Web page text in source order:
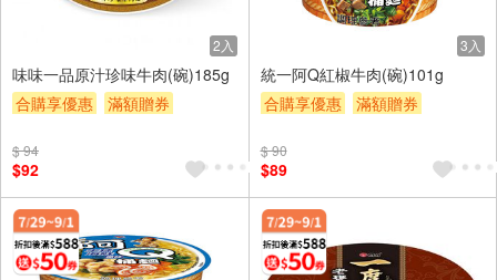
2入
味味一品原汁珍味牛肉(碗)185g
合購享優惠
滿額贈券
$ 94
$92
3入
統一阿Q紅椒牛肉(碗)101g
合購享優惠
滿額贈券
$ 90
$89